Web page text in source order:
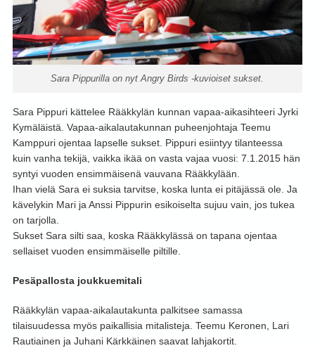
Sara Pippurilla on nyt Angry Birds -kuvioiset sukset.
Sara Pippuri kättelee Rääkkylän kunnan vapaa-aikasihteeri Jyrki
Kymäläistä. Vapaa-aikalautakunnan puheenjohtaja Teemu
Kamppuri ojentaa lapselle sukset. Pippuri esiintyy tilanteessa
kuin vanha tekijä, vaikka ikää on vasta vajaa vuosi: 7.1.2015 hän
syntyi vuoden ensimmäisenä vauvana Rääkkylään.
Ihan vielä Sara ei suksia tarvitse, koska lunta ei pitäjässä ole. Ja
kävelykin Mari ja Anssi Pippurin esikoiselta sujuu vain, jos tukea
on tarjolla.
Sukset Sara silti saa, koska Rääkkylässä on tapana ojentaa
sellaiset vuoden ensimmäiselle piltille.
Pesäpallosta joukkuemitali
Rääkkylän vapaa-aikalautakunta palkitsee samassa
tilaisuudessa myös paikallisia mitalisteja. Teemu Keronen, Lari
Rautiainen ja Juhani Kärkkäinen saavat lahjakortit.